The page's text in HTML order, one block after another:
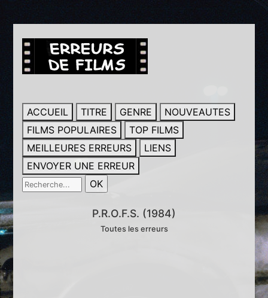
ACCUEIL TITRE GENRE
NOUVEAUTES
FILMS POPULAIRES
TOP FILMS
MEILLEURES ERREURS
LIENS
ENVOYER UNE ERREUR
P.R.O.F.S. (1984)
Toutes les erreurs